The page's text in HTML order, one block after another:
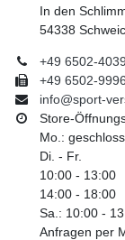
In den
54338
+49 6502-
+49 6502-
info@sport-
Store-
Mo.:
Di. - Fr.
10:00 - 13:00
14:00 - 18:00
Sa.: 10:00 -
Anfragen per